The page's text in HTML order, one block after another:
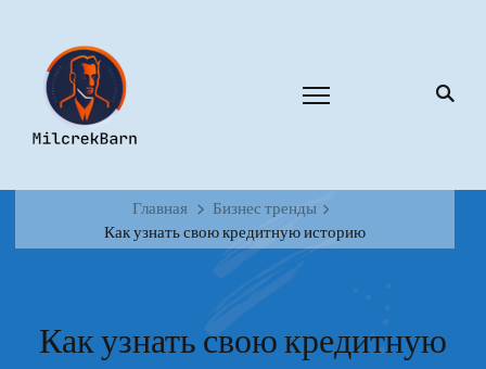
Главная
Бизнес тренды
Как узнать свою кредитную историю
Как узнать свою кредитную